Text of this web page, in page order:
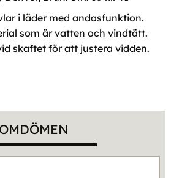
i läder med andasfunktion.
som är vatten och vindtätt.
skaftet för att justera vidden.
OMDÖMEN